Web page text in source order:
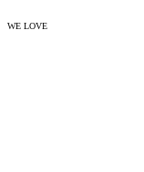
WE LOVE